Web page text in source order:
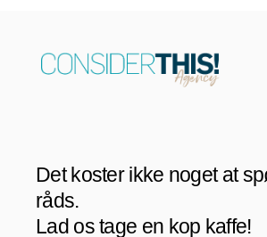
Det koster ikke noget at
råds.
Lad os tage en kop kaffe!